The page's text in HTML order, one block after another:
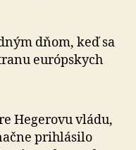
dňom, keď sa
európskych
Hegerovu vládu,
prihlásilo